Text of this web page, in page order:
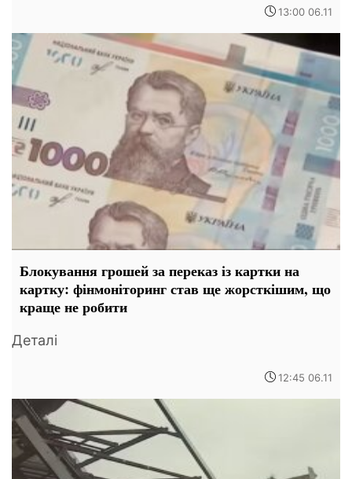
13:00 06.11
Блокування грошей за переказ із картки на
картку: фінмоніторинг став ще жорсткішим, що
краще не робити
Деталі
12:45 06.11